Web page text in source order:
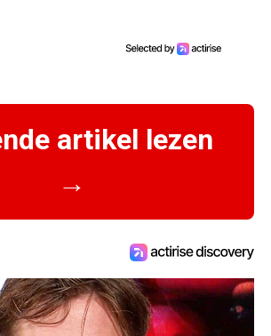
artikel lezen
→